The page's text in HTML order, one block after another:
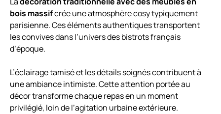
bois massifcrée une atmosphère cosy typiquement
parisienne. Ces éléments authentiques transportent
les convives dans l’univers des bistrots français
d’époque.
L’éclairage tamisé et les détails soignés contribuent à
une ambiance intimiste. Cette attention portée au
décor transforme chaque repas en un moment
privilégié, loin de l’agitation urbaine extérieure.